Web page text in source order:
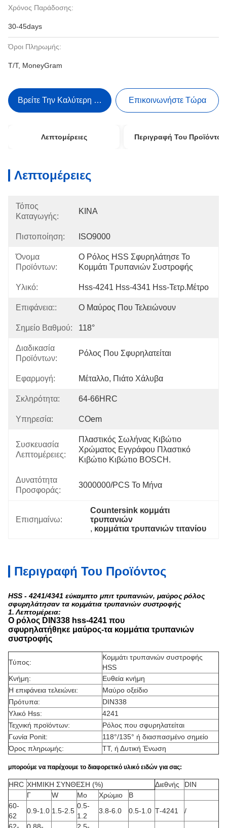
Χρόνος Παράδοσης:
30-45days
Όροι Πληρωμής:
T/T, MoneyGram
Βρείτε Την Καλύτερη Τιμή Επικοινωνήστε Τώρα
Λεπτομέρειες Περιγραφή Του Προϊόντος
Λεπτομέρειες
Τόπος
Καταγωγής:
ΚΙΝΑ
Πιστοποίηση: ISO9000
Όνομα
Προϊόντων:
Ο Ρόλος HSS Σφυρηλάτησε Το
Κομμάτι Τρυπανιών Συστροφής
Υλικό: Hss-4241 Hss-4341 Hss-Τετρ.μέτρο
Επιφάνεια:: Ο Μαύρος Που Τελειώνουν
Σημείο Βαθμού: 118°
Διαδικασία
Προϊόντων:
Ρόλος Που Σφυρηλατείται
Εφαρμογή: Μέταλλο, Πιάτο Χάλυβα
Σκληρότητα: 64-66HRC
Υπηρεσία: COem
Συσκευασία
Λεπτομέρειες:
Πλαστικός Σωλήνας Κιβώτιο
Χρώματος Εγγράφου Πλαστικό
Κιβώτιο Κιβώτιο BOSCH.
Δυνατότητα
Προσφοράς:
3000000/PCS Το Μήνα
Επισημαίνω:
Countersink κομμάτι
τρυπανιών
, κομμάτια τρυπανιών τιτανίου
Περιγραφή Του Προϊόντος
HSS - 4241/4341 εύκαμπτο μπιτ τρυπανιών, μαύρος ρόλος
σφυρηλάτησαν τα κομμάτια τρυπανιών συστροφής
1. Λεπτομέρεια:
Ο ρόλος DIN338 hss-4241 που
σφυρηλατήθηκε μαύρος-τα κομμάτια τρυπανιών
συστροφής
Τύπος:
Κομμάτι τρυπανιών συστροφής
HSS
Κνήμη:
Ευθεία κνήμη
Η επιφάνεια τελειώνει:
Μαύρο οξείδιο
Πρότυπα:
DIN338
Υλικό Hss:
4241
Τεχνική προϊόντων:
Ρόλος που σφυρηλατείται
Γωνία Ponit:
118°/135° ή διασπασμένο σημείο
Όρος πληρωμής:
TT, ή Δυτική Ένωση
μπορούμε να παρέχουμε το διαφορετικό υλικό ειδών για σας:
HRC ΧΗΜΙΚΗ ΣΥΝΘΕΣΗ (%) Διεθνής
DIN
Γ
W Mo Χρώμιο
Β
60-
62
0.9-1.0 1.5-2.5
0.5-
1.2
3.8-6.0 0.5-1.0 Τ-4241
/